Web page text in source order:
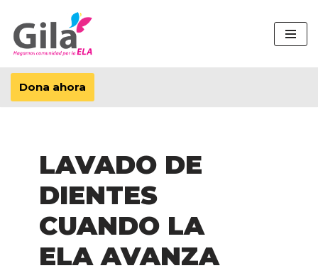
Saltar
al
contenido
Dona ahora
LAVADO DE
DIENTES
CUANDO LA
ELA AVANZA